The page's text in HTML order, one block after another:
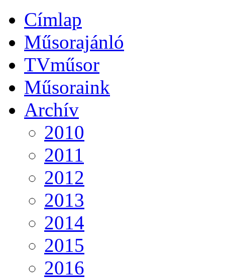
Címlap
Műsorajánló
TVműsor
Műsoraink
Archív
2010
2011
2012
2013
2014
2015
2016